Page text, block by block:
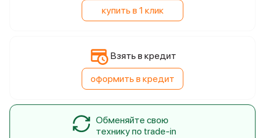
купить в 1 клик
Взять в кредит
оформить в кредит
Обменяйте свою
технику по trade-in